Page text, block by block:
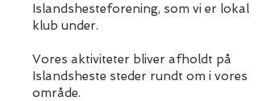
Islandshesteforening, som vi er lokal
klub under.
Vores aktiviteter bliver afholdt på
Islandsheste steder rundt om i vores
område.